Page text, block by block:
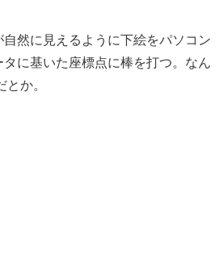
然に見えるように下絵をパソコン
に基いた座標点に棒を打つ。なん
か。